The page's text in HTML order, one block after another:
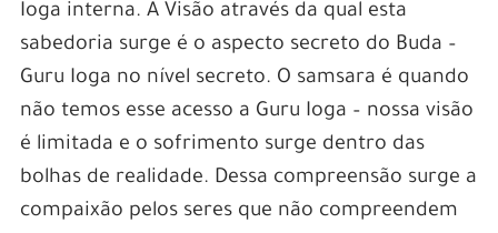
Ioga interna. A Visão através da qual esta
sabedoria surge é o aspecto secreto do Buda –
Guru Ioga no nível secreto. O samsara é quando
não temos esse acesso a Guru Ioga – nossa visão
é limitada e o sofrimento surge dentro das
bolhas de realidade. Dessa compreensão surge a
compaixão pelos seres que não compreendem